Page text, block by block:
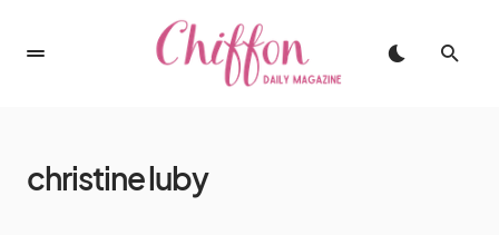
christine luby